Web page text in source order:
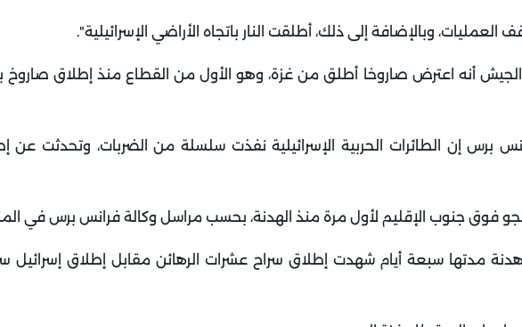
وبالإضافة إلى ذلك، أطلقت النار باتجاه الأراضي الإسرائيلية".
أنه اعترض صاروخا أطلق من غزة، وهو الأول من القطاع منذ إطلاق صاروخ
إن الطائرات الحربية الإسرائيلية نفذت سلسلة من الضربات، وتحدثت عن
فوق جنوب الإقليم لأول مرة منذ الهدنة، بحسب مراسل وكالة فرانس برس في
هدنة مدتها سبعة أيام شهدت إطلاق سراح عشرات الرهائن مقابل إطلاق إسرائيل